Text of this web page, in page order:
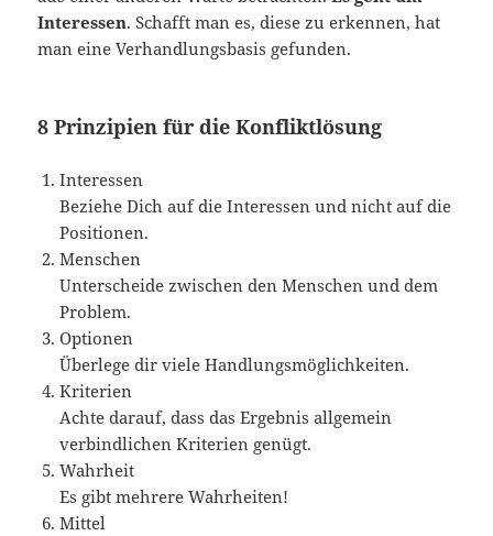
Interessen. Schafft man es, diese zu erkennen, hat
man eine Verhandlungsbasis gefunden.
8 Prinzipien für die Konfliktlösung
Interessen
Beziehe Dich auf die Interessen und nicht auf die
Positionen.
Menschen
Unterscheide zwischen den Menschen und dem
Problem.
Optionen
Überlege dir viele Handlungsmöglichkeiten.
Kriterien
Achte darauf, dass das Ergebnis allgemein
verbindlichen Kriterien genügt.
Wahrheit
Es gibt mehrere Wahrheiten!
Mittel